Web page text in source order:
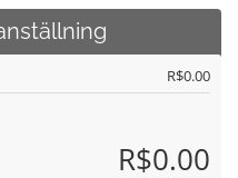
R$0.00
R$0.00